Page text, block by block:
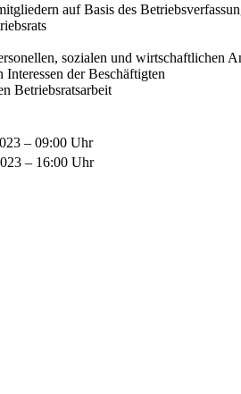
auf Basis des
sozialen und wirtschaftlichen
der Beschäftigten
Betriebsratsarbeit
– 09:00 Uhr
– 16:00 Uhr